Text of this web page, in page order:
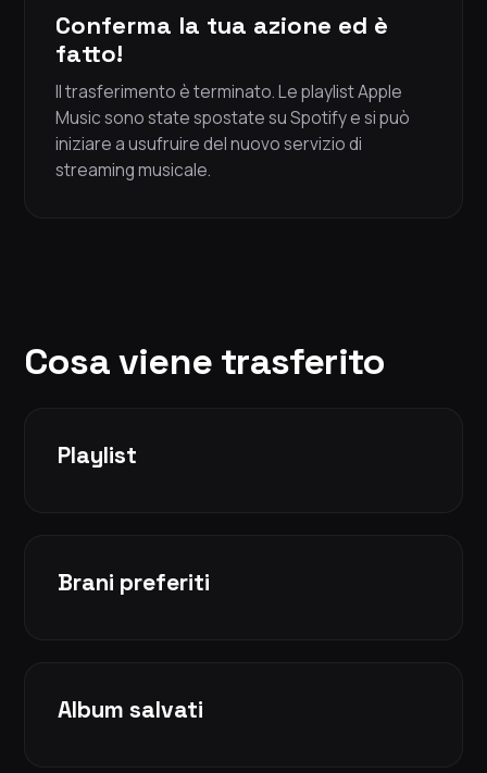
Conferma la tua azione ed è
fatto!
Il trasferimento è terminato. Le playlist Apple
Music sono state spostate su Spotify e si può
iniziare a usufruire del nuovo servizio di
streaming musicale.
Cosa viene trasferito
Playlist
Brani preferiti
Album salvati